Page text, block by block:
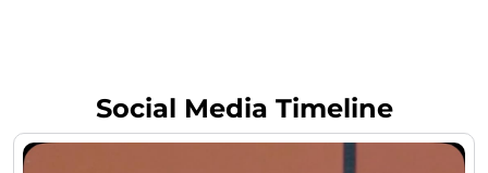
Social Media Timeline